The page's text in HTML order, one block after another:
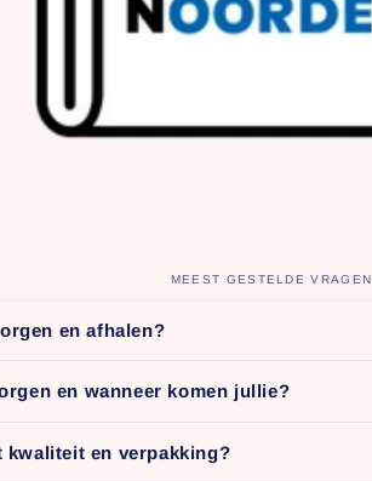
MEEST GESTELDE VRAGEN
en afhalen?
en wanneer komen jullie?
kwaliteit en verpakking?